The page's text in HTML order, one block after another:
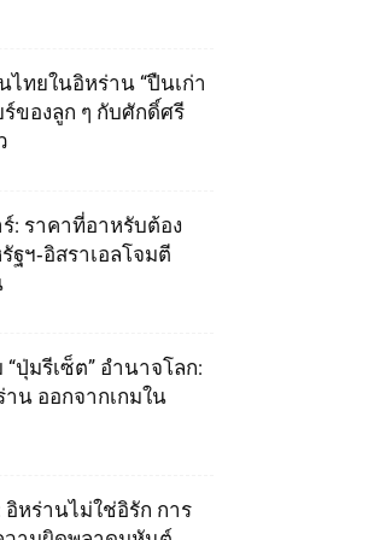
ไทยในอิหร่าน “ปืนเก่า
ร์ของลูก ๆ กับศักดิ์ศรี
: ราคาที่อาหรับต้อง
ฯ‑อิสราเอลโจมตี
ปุ่มรีเซ็ต” อำนาจโลก:
น ออกจากเกมใน
อิหร่านไม่ใช่อิรัก การ